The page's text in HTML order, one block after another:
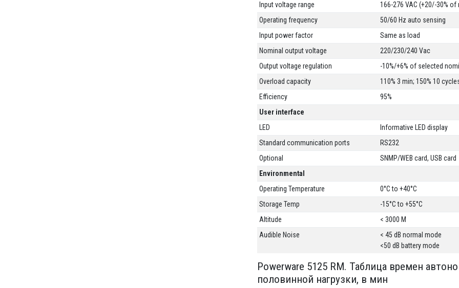
Input voltage range
166-276 VAC (+20/-30%
Operating frequency
50/60 Hz auto sensing
Input power factor
Same as load
Nominal output voltage
220/230/240 Vac
Output voltage regulation
-10%/+6% of selected
Overload capacity
110% 3 min; 150% 10
Efficiency
95%
User interface
LED
Informative LED display
Standard communication ports
RS232
Optional
SNMP/WEB card, USB card
Environmental
Operating Temperature
0°C to +40°C
Storage Temp
-15°C to +55°C
Altitude
< 3000 M
Audible Noise
< 45 dB normal mode
<50 dB battery mode
Powerware 5125 RM. Таблица времен
половинной нагрузки, в мин